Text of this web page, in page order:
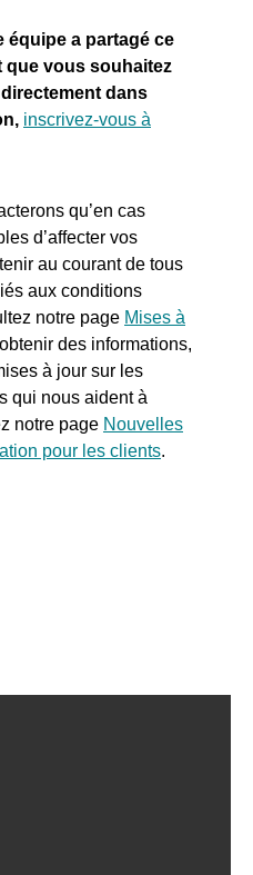
équipe a partagé ce
que vous souhaitez
dans
inscrivez-vous à
qu’en cas
d’affecter vos
au courant de tous
aux conditions
notre page Mises à
des informations,
à jour sur les
qui nous aident à
notre page Nouvelles
pour les clients.